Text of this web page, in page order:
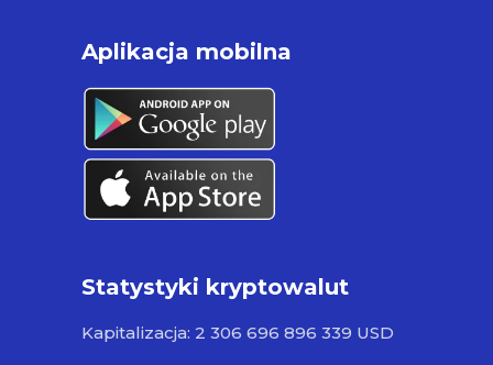
Aplikacja mobilna
Statystyki kryptowalut
Kapitalizacja: 2 306 696 896 339 USD